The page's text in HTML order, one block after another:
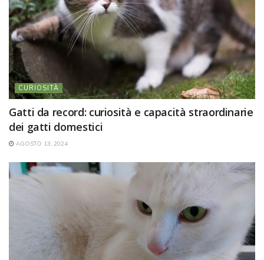
CURIOSITÀ
Gatti da record: curiosità e capacità straordinarie
dei gatti domestici
AGOSTO 13, 2024